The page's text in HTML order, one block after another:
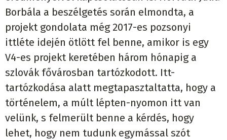
Borbála a beszélgetés során elmondta, a
projekt gondolata még 2017-es pozsonyi
ittléte idején ötlött fel benne, amikor is egy
V4-es projekt keretében három hónapig a
szlovák fővárosban tartózkodott. Itt-
tartózkodása alatt megtapasztaltatta, hogy a
történelem, a múlt lépten-nyomon itt van
velünk, s felmerült benne a kérdés, hogy
lehet, hogy nem tudunk egymással szót